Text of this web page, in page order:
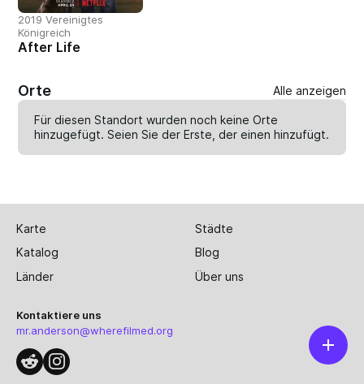
2019 Vereinigtes
Königreich
After Life
Orte Alle anzeigen
Für diesen Standort wurden noch keine Orte
hinzugefügt. Seien Sie der Erste, der einenhinzufügt.
Karte
Städte
Katalog
Blog
Länder
Über uns
Kontaktiere uns
mr.anderson@wherefilmed.org